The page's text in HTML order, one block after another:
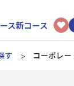
ス新コース
す コーポレ